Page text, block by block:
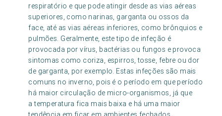
respiratório e que pode atingir desde as vias aéreas
superiores, como narinas, garganta ou ossos da
face, até as vias aéreas inferiores, como brônquios e
pulmões. Geralmente, este tipo de infeção é
provocada por vírus, bactérias ou fungos e provoca
sintomas como coriza, espirros, tosse, febre ou dor
de garganta, por exemplo. Estas infeções são mais
comuns no inverno, pois é o período em que período
há maior circulação de micro-organismos, já que
a temperatura fica mais baixa e há uma maior